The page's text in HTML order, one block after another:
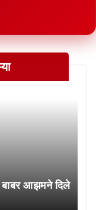
आझमने दिले